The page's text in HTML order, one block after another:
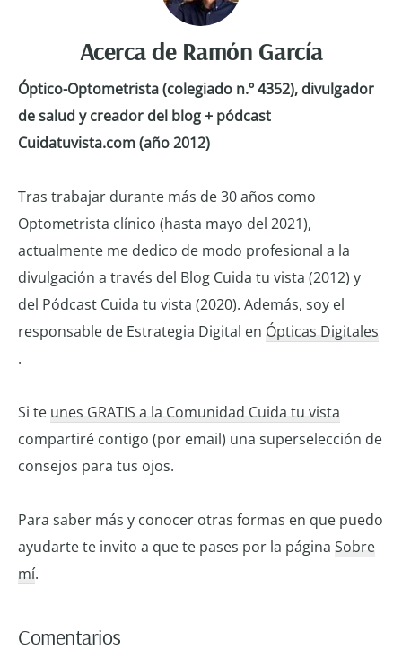
Acerca de Ramón García
Óptico-Optometrista (colegiado n.º 4352), divulgador
de salud y creador del blog + pódcast
Cuidatuvista.com (año 2012)
Tras trabajar durante más de 30 años como
Optometrista clínico (hasta mayo del 2021),
actualmente me dedico de modo profesional a la
divulgación a través del Blog Cuida tu vista (2012) y
del Pódcast Cuida tu vista (2020). Además, soy el
responsable de Estrategia Digital en Ópticas Digitales
.
Si te unes GRATIS a la Comunidad Cuida tu vista
compartiré contigo (por email) una superselección de
consejos para tus ojos.
Para saber más y conocer otras formas en que puedo
ayudarte te invito a que te pases por la página Sobre
mí.
Interacciones
Comentarios